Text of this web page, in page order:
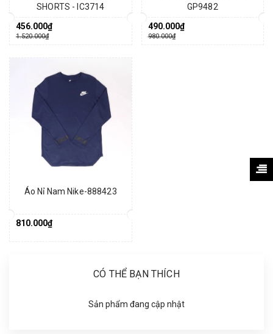
SHORTS - IC3714
456.000₫
1.520.000₫
GP9482
490.000₫
980.000₫
Áo Nỉ Nam Nike-888423
810.000₫
CÓ THỂ BẠN THÍCH
Sản phẩm đang cập nhật